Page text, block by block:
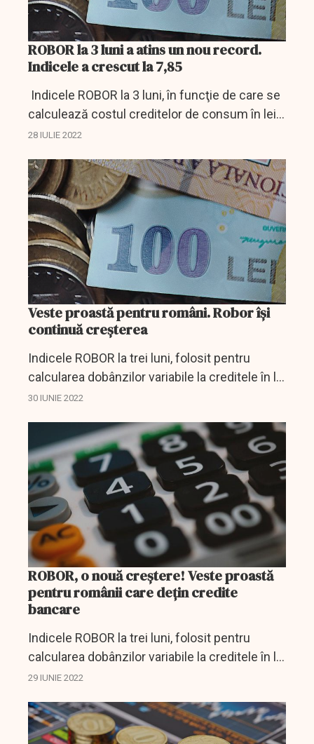
ROBOR la 3 luni a atins un nou record.
Indicele a crescut la 7,85
Indicele ROBOR la 3 luni, în funcţie de care se
calculează costul creditelor de consum în lei
cu dobândă variabilă, a urcat joi la 7,85% pe an,
28 IULIE 2022
Veste proastă pentru români. Robor își
continuă creşterea
Indicele ROBOR la trei luni, folosit pentru
calcularea dobânzilor variabile la creditele în lei
contractate înainte de luna mai 2019, își
6,44%, de...
30 IUNIE 2022
ROBOR, o nouă creștere! Veste proastă
pentru românii care dețin credite
bancare
Indicele ROBOR la trei luni, folosit pentru
calcularea dobânzilor variabile la creditele în lei
contractate înainte de luna mai 2019, își
la...
29 IUNIE 2022